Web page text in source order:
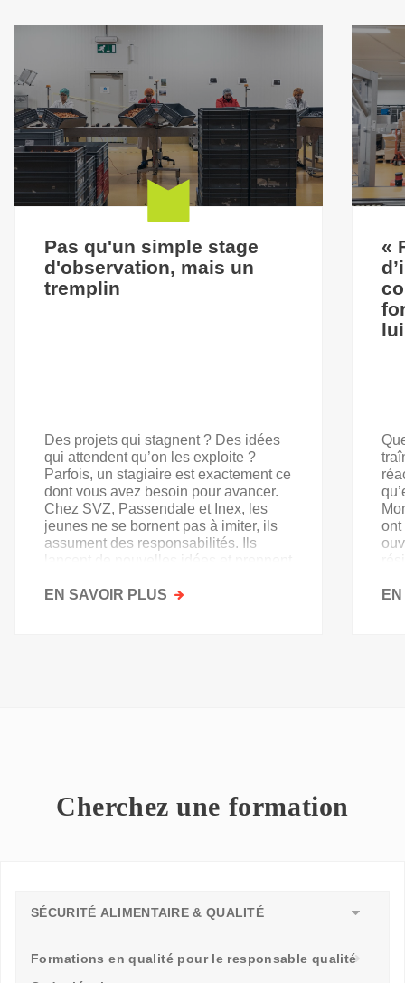
Pas qu'un simple stage
d'observation, mais un
tremplin
Des projets qui stagnent ? Des idées
qui attendent qu’on les exploite ?
Parfois, un stagiaire est exactement ce
dont vous avez besoin pour avancer.
Chez SVZ, Passendale et Inex, les
jeunes ne se bornent pas à imiter, ils
assument des responsabilités. Ils
lancent de nouvelles idées et prennent
EN SAVOIR PLUS SUR
«
ont
Cherchez une formation
SÉCURITÉ ALIMENTAIRE & QUALITÉ
Formations en qualité pour le responsable qualité